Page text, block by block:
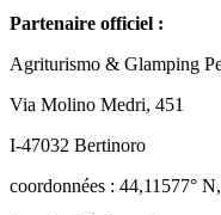
Partenaire officiel :
Agriturismo & Glamping
Via Molino Medri, 451
I-47032 Bertinoro
coordonnées : 44,11577°